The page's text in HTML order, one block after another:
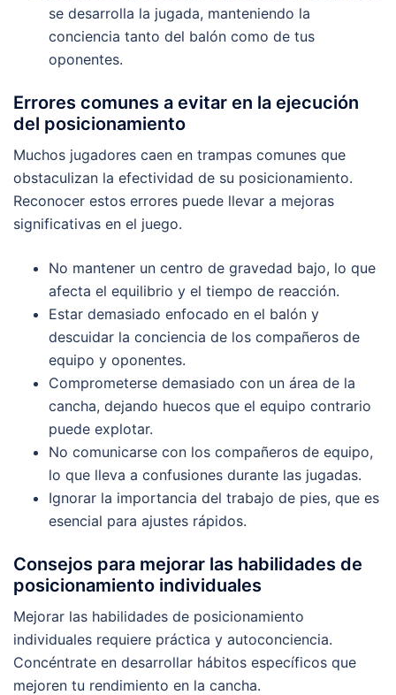
se desarrolla la jugada, manteniendo la
conciencia tanto del balón como de tus
oponentes.
Errores comunes a evitar en la ejecución
del posicionamiento
Muchos jugadores caen en trampas comunes que
obstaculizan la efectividad de su posicionamiento.
Reconocer estos errores puede llevar a mejoras
significativas en el juego.
No mantener un centro de gravedad bajo, lo que
afecta el equilibrio y el tiempo de reacción.
Estar demasiado enfocado en el balón y
descuidar la conciencia de los compañeros de
equipo y oponentes.
Comprometerse demasiado con un área de la
cancha, dejando huecos que el equipo contrario
puede explotar.
No comunicarse con los compañeros de equipo,
lo que lleva a confusiones durante las jugadas.
Ignorar la importancia del trabajo de pies, que es
esencial para ajustes rápidos.
Consejos para mejorar las habilidades de
posicionamiento individuales
Mejorar las habilidades de posicionamiento
individuales requiere práctica y autoconciencia.
Concéntrate en desarrollar hábitos específicos que
mejoren tu rendimiento en la cancha.